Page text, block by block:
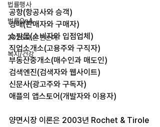
법률행사
법률QnA
2025 대선 한눈에
복지/건강
공항(항공사와 승객)
경매(판매자와 구매자)
쇼핑몰(소비자와 입점업체)
직업소개소(고용주와 구직자)
부동산중개소(매수인과 매도인)
검색엔진(검색자와 웹사이트)
신문사(광고주와 구독자)
애플의 앱스토어(개발자와 이용자)
양면시장 이론은 2003년 Rochet & Tirole